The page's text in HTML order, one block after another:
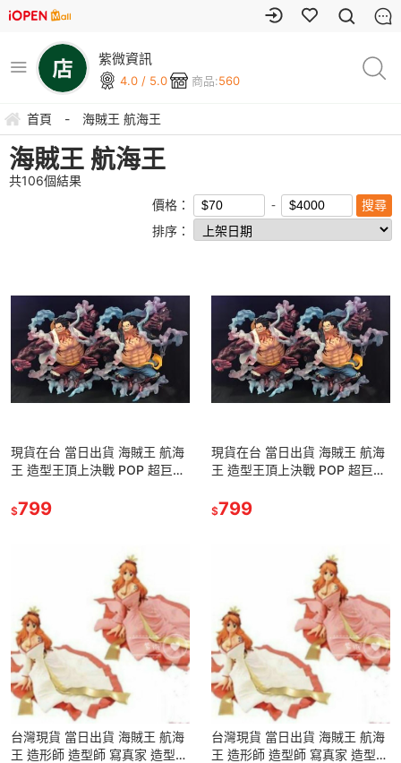
紫微資訊
4.0 / 5.0 商品:560
首頁 - 海賊王 航海王
海賊王 航海王
共106個結果
價格：
排序：
現貨在台 當日出貨 海賊王 航海
王 造型王頂上決戰 POP 超巨大
型 公仔
$799
現貨在台 當日出貨 海賊王 航海
王 造型王頂上決戰 POP 超巨大
型 公仔
$799
台灣現貨 當日出貨 海賊王 航海
王 造形師 造型師 寫真家 造型王
台灣現貨 當日出貨 海賊王 航海
王 造形師 造型師 寫真家 造型王